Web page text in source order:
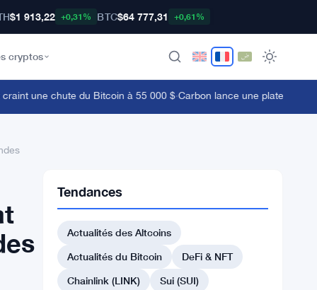
$1 913,22 +0,31% BTC$64 777,31 +0,61%
cryptos
une chute du Bitcoin à 55 000 $·Carbon lance une plateforme de
Tendances
Actualités des Altcoins
Actualités du Bitcoin
DeFi & NFT
Chainlink (LINK)
Sui (SUI)